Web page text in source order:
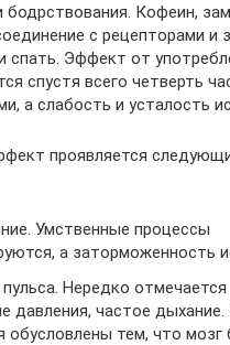
бодрствования. Кофеин,
с рецепторами и
спать. Эффект от
спустя всего четверть
а слабость и усталость
проявляется
Умственные процессы
а заторможенность
Нередко отмечается
давления, частое дыхание.
обусловлены тем, что мозг